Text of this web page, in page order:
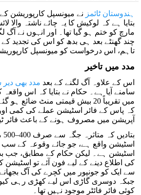
تھی
ہندوستان ٹائمز نے میونسپل کارپوریشن
مارچ کو ختم ہو گیا تھا۔ اور انہوں نے آگ
چند گھنٹے بعد ہی بدھ کو اس کی تجدید
تاہم، اس درخواست کو میونسپل
مدد میں تاخیر
اس کے علاوہ آگ لگنے کے بعد مدد بھی دیر
سامنے آیا ہے۔ حکام نے بتایا کہ اس واقعہ
میں تقریباً 20 بیش قیمتی منٹ ضائع
کہ پاس کے فائر اسٹیشن عملے کی کمی اور
آپریشن میں مصروف ہونے کے باعث فائر
اسٹیشن واقع ہے، جو جائے وقوعہ کے سب
اسٹیشن ہے۔ لیکن حکام کے مطابق، جب
کی اطلاع دینے کے لیے فون آئے تو اسٹیشن
سے ایک کو جونپور میں کچرے کی آگ بجھانے
جبکہ دوسری گاڑی اس لیے کھڑی رہی
کوئی فائر فائٹر موجود نہیں تھا۔